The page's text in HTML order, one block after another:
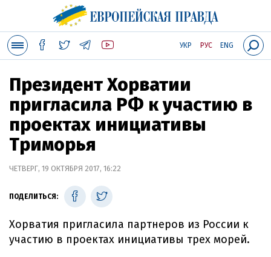
УКР РУС ENG
Президент Хорватии
пригласила РФ к участию в
проектах инициативы
Триморья
ЧЕТВЕРГ, 19 ОКТЯБРЯ 2017, 16:22
ПОДЕЛИТЬСЯ:
Хорватия пригласила партнеров из России к
участию в проектах инициативы трех морей.